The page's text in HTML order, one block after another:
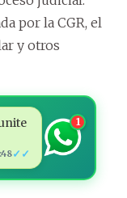
por la CGR, el
y otros
✓✓
1